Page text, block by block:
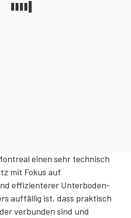
einen sehr technisch
mit Fokus auf
effizienterer Unterboden-
auffällig ist, dass praktisch
verbunden sind und